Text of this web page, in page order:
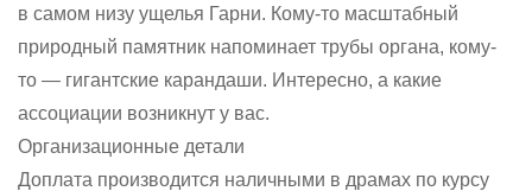
в самом низу ущелья Гарни. Кому-то масштабный
природный памятник напоминает трубы органа, кому-
то — гигантские карандаши. Интересно, а какие
ассоциации возникнут у вас.
Организационные детали
Доплата производится наличными в драмах по курсу